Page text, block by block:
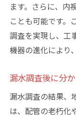
ます。さらに、内
ことも可能です。
調査を実現し、工
機器の進化により
漏水調査後に分
漏水調査の結果、
は、配管の老朽化